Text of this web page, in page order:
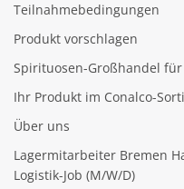
Teilnahmebedingungen
Produkt vorschlagen
Spirituosen-Großhandel
Ihr Produkt im Conalco-
Über uns
Lagermitarbeiter Bremen
Logistik-Job (M/W/D)